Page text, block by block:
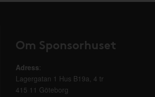
Om Sponsorhuset
Adress:
Lagergatan 1 Hus B19a, 4 tr
415 11 Göteborg